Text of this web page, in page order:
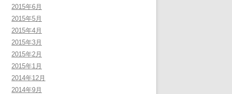
2015年6月
2015年5月
2015年4月
2015年3月
2015年2月
2015年1月
2014年12月
2014年9月